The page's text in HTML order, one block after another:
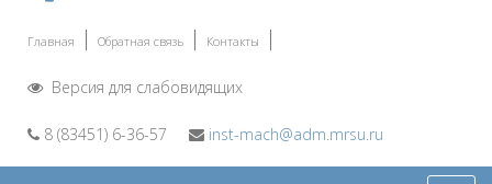
Главная Обратная связь Контакты
Версия для слабовидящих
8 (83451) 6-36-57 inst-mach@adm.mrsu.ru